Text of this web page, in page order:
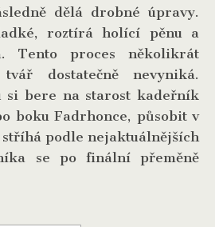
dělá drobné úpravy.
roztírá holící pěnu a
Tento proces několikrát
dostatečně nevyniká.
si bere na starost kadeřník
boku Fadrhonce, působit v
podle nejaktuálnějších
se po finální přeměně